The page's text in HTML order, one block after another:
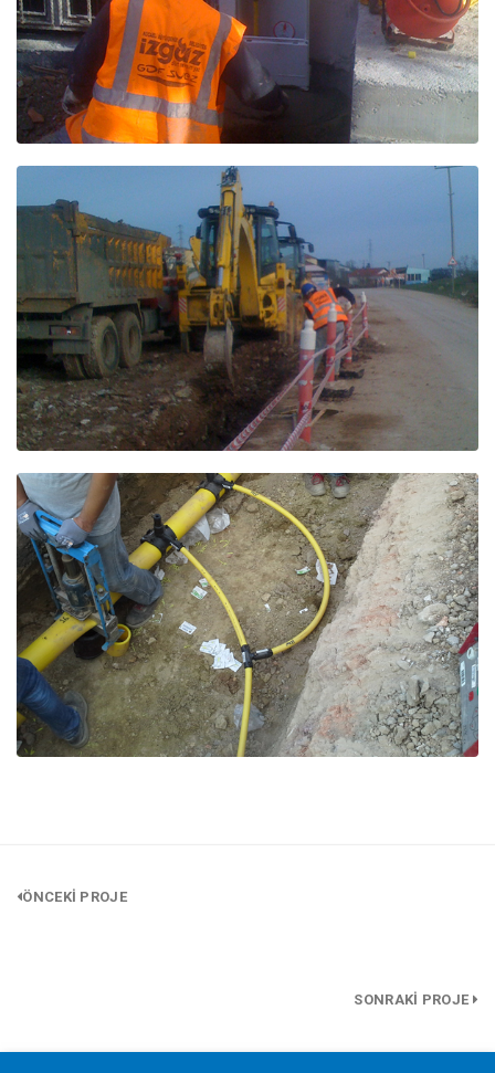
ÖNCEKİ PROJE
SONRAKİ PROJE